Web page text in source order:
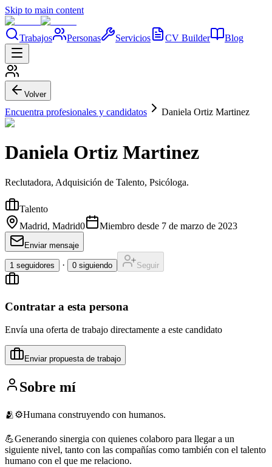
Skip to main content
Trabajos Personas Servicios CV Builder Blog
Volver
Encuentra profesionales y candidatos Daniela Ortiz Martinez
Daniela Ortiz Martinez
Reclutadora, Adquisición de Talento, Psicóloga.
Talento
Madrid, Madrid0 Miembro desde 7 de marzo de 2023
Enviar mensaje
1 seguidores · 0 siguiendo Seguir
Contratar a esta persona
Envía una oferta de trabajo directamente a este candidato
Enviar propuesta de trabajo
Sobre mí
🫂⚙️Humana construyendo con humanos.
💪Generando sinergia con quienes colaboro para llegar a un
siguiente nivel, tanto con las compañías como también con el talento
humano con el que me relaciono.